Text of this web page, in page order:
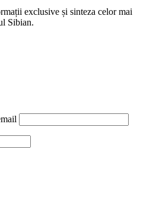
exclusive și sinteza celor mai
Sibian.